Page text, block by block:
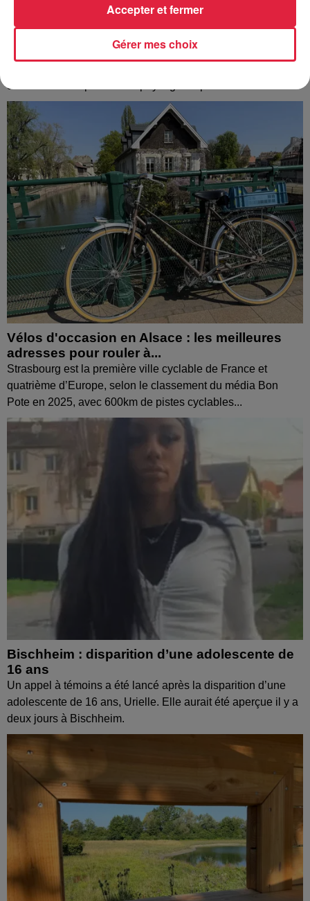
Europa-Park : des précisons sur l’après Euro-
Pendant trois décennies, l'Euro-Mir a fait tourner les têtes
désormais à disparaître du paysage du parc...
Vélos d'occasion en Alsace : les meilleures
adresses pour rouler à...
Strasbourg est la première ville cyclable de France et
quatrième d’Europe, selon le classement du média Bon
Pote en 2025, avec 600km de pistes cyclables...
Bischheim : disparition d’une adolescente de
16 ans
Un appel à témoins a été lancé après la disparition d’une
adolescente de 16 ans, Urielle. Elle aurait été aperçue il y a
deux jours à Bischheim.
Gérer mes choix
Accepter et fermer